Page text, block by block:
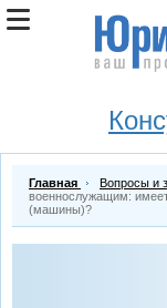
Главная Вопросы и
военнослужащим:
(машины)?